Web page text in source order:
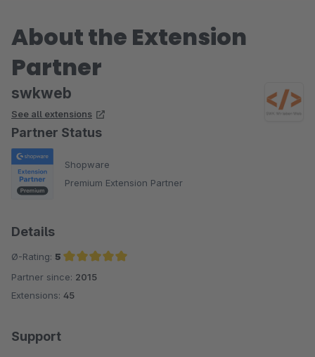
About the Extension
Partner
swkweb
See all extensions
Partner Status
Shopware
Premium Extension Partner
Details
Ø-Rating: 5
Average rating of 5 out of 5 stars
Partner since: 2015
Extensions: 45
Support